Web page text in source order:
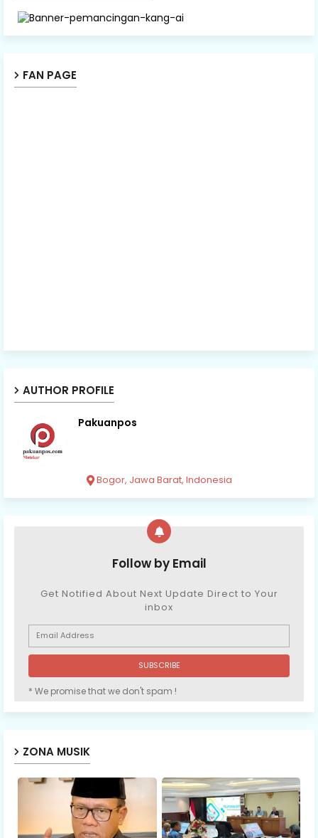
FAN PAGE
AUTHOR PROFILE
Pakuanpos
Bogor, Jawa Barat, Indonesia
Follow by Email
Get Notified About Next Update Direct to Your
inbox
* We promise that we don't spam !
ZONA MUSIK